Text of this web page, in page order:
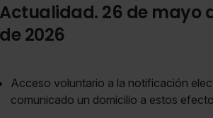
Actualidad. 26 de mayo
de 2026
Acceso voluntario a la notificación
comunicado un domicilio a estos